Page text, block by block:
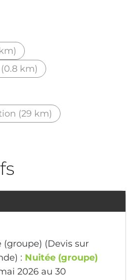
km)
(29 km)
(groupe) (Devis sur
: Nuitée (groupe)
2026 au 30